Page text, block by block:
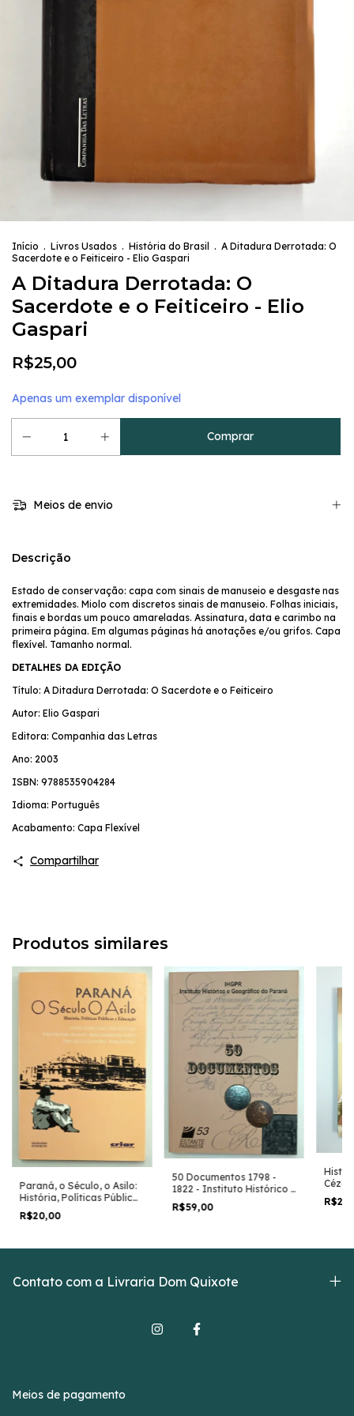
Início . Livros Usados . História do Brasil . A Ditadura Derrotada: O
Sacerdote e o Feiticeiro - Elio Gaspari
A Ditadura Derrotada: O
Sacerdote e o Feiticeiro - Elio
Gaspari
R$25,00
Apenas um exemplar disponível
Meios de envio
Descrição
Estado de conservação: capa com sinais de manuseio e desgaste nas
extremidades. Miolo com discretos sinais de manuseio. Folhas iniciais,
finais e bordas um pouco amareladas. Assinatura, data e carimbo na
primeira página. Em algumas páginas há anotações e/ou grifos. Capa
flexível. Tamanho normal.
DETALHES DA EDIÇÃO
Título: A Ditadura Derrotada: O Sacerdote e o Feiticeiro
Autor: Elio Gaspari
Editora: Companhia das Letras
Ano: 2003
ISBN: 9788535904284
Idioma: Português
Acabamento: Capa Flexível
Compartilhar
Produtos similares
Paraná, o Século, o Asilo:
História, Políticas Públicas
e Educação - Antonio
Godino Cabas e Outros
R$20,00
50 Documentos 1798 -
1822 - Instituto Histórico e
Geográfico do Paraná
R$59,00
Brito
Contato com a Livraria Dom Quixote
Meios de pagamento